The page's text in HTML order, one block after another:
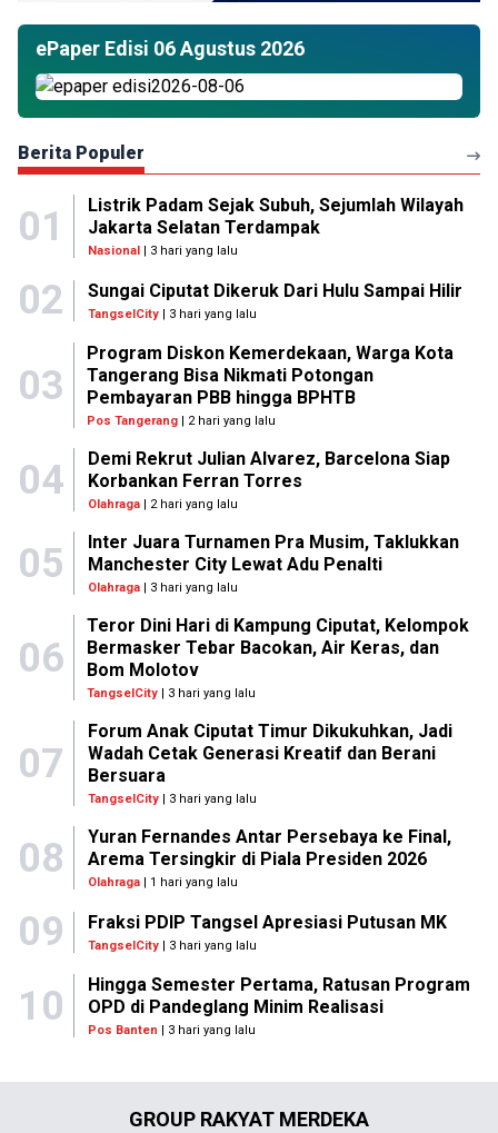
ePaper Edisi 06 Agustus 2026
Berita Populer
01
Listrik Padam Sejak Subuh, Sejumlah Wilayah
Jakarta Selatan Terdampak
Nasional| 3 hari yang lalu
02 Sungai Ciputat Dikeruk Dari Hulu Sampai Hilir
TangselCity | 3 hari yang lalu
03
Program Diskon Kemerdekaan, Warga Kota
Tangerang Bisa Nikmati Potongan
Pembayaran PBB hingga BPHTB
Pos Tangerang | 2 hari yang lalu
04
Demi Rekrut Julian Alvarez, Barcelona Siap
Korbankan Ferran Torres
Olahraga| 2 hari yang lalu
05
Inter Juara Turnamen Pra Musim, Taklukkan
Manchester City Lewat Adu Penalti
Olahraga| 3 hari yang lalu
06
Teror Dini Hari di Kampung Ciputat, Kelompok
Bermasker Tebar Bacokan, Air Keras, dan
Bom Molotov
TangselCity | 3 hari yang lalu
07
Forum Anak Ciputat Timur Dikukuhkan, Jadi
Wadah Cetak Generasi Kreatif dan Berani
Bersuara
TangselCity| 3 hari yang lalu
08
Yuran Fernandes Antar Persebaya ke Final,
Arema Tersingkir di Piala Presiden 2026
Olahraga| 1 hari yang lalu
09 Fraksi PDIP Tangsel Apresiasi Putusan MK
TangselCity | 3 hari yang lalu
10
Hingga Semester Pertama, Ratusan Program
OPD di Pandeglang Minim Realisasi
Pos Banten | 3 hari yang lalu
GROUP RAKYAT MERDEKA